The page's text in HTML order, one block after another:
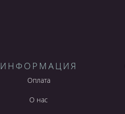
ИНФОРМАЦИЯ
Оплата
О нас